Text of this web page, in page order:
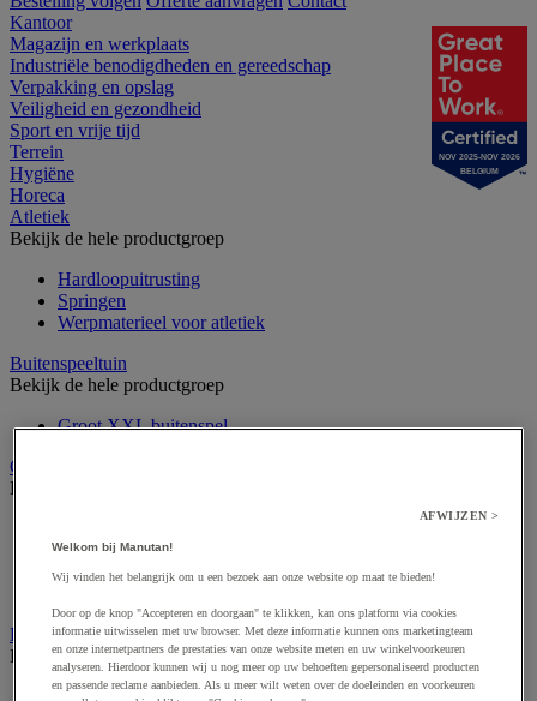
Kantoor
Magazijn en werkplaats
Industriële benodigdheden en gereedschap
Verpakking en opslag
Veiligheid en gezondheid
Sport en vrije tijd
Terrein
Hygiëne
Horeca
Atletiek
Bekijk de hele productgroep
Hardloopuitrusting
Springen
Werpmaterieel voor atletiek
Buitenspeeltuin
Bekijk de hele productgroep
Groot XXL buitenspel
Gymnastiek en artistieke sport
Bekijk de hele productgroep
Gymuitrusting
Ritmisch gymtoestel
Krachttraining en fitness
Bekijk de hele productgroep
Fitnessapparaat
NOV 2025-NOV 2026
BELGIUM
AFWIJZEN >
Welkom bij Manutan!
Wij vinden het belangrijk om u een bezoek aan onze website op maat te bieden!
Door op de knop "Accepteren en doorgaan" te klikken, kan ons platform via cookies
informatie uitwisselen met uw browser. Met deze informatie kunnen ons marketingteam
en onze internetpartners de prestaties van onze website meten en uw winkelvoorkeuren
analyseren. Hierdoor kunnen wij u nog meer op uw behoeften gepersonaliseerd producten
en passende reclame aanbieden. Als u meer wilt weten over de doeleinden en voorkeuren